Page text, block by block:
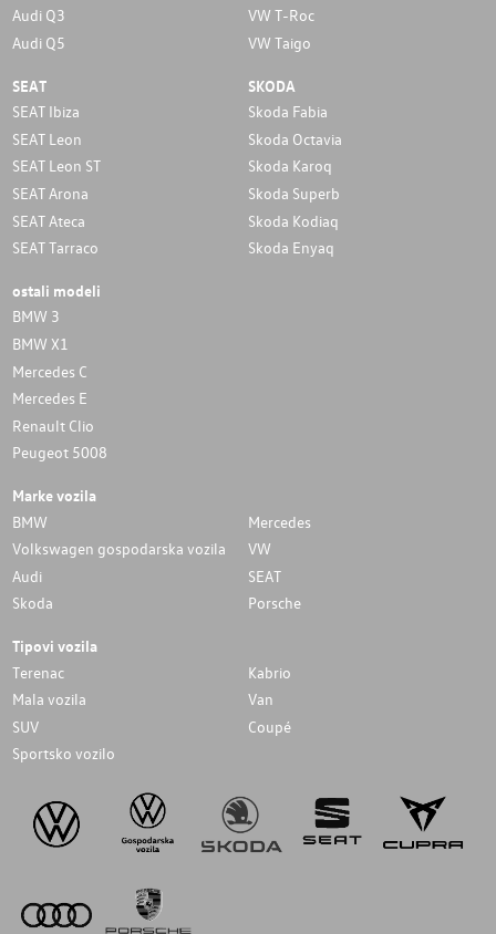
Audi Q3
Audi Q5
VW T-Roc
VW Taigo
SEAT
SEAT Ibiza
SEAT Leon
SEAT Leon ST
SEAT Arona
SEAT Ateca
SEAT Tarraco
SKODA
Skoda Fabia
Skoda Octavia
Skoda Karoq
Skoda Superb
Skoda Kodiaq
Skoda Enyaq
ostali modeli
BMW 3
BMW X1
Mercedes C
Mercedes E
Renault Clio
Peugeot 5008
Marke vozila
BMW
Mercedes
Volkswagen gospodarska vozila
VW
Audi
SEAT
Skoda
Porsche
Tipovi vozila
Terenac
Kabrio
Mala vozila
Van
SUV
Coupé
Sportsko vozilo